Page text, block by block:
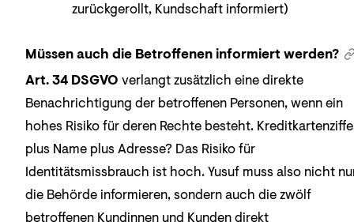
zurückgerollt, Kundschaft informiert)
Müssen auch die Betroffenen informiert werden?
Art. 34 DSGVO verlangt zusätzlich eine direkte
Benachrichtigung der betroffenen Personen, wenn ein
hohes Risiko für deren Rechte besteht.
plus Name plus Adresse? Das Risiko für
Identitätsmissbrauch ist hoch. Yusuf muss also nicht
die Behörde informieren, sondern auch die zwölf
betroffenen Kundinnen und Kunden direkt